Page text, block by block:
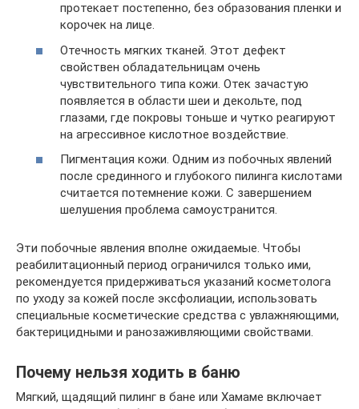
протекает постепенно, без образования пленки и
корочек на лице.
Отечность мягких тканей. Этот дефект
свойствен обладательницам очень
чувствительного типа кожи. Отек зачастую
появляется в области шеи и декольте, под
глазами, где покровы тоньше и чутко реагируют
на агрессивное кислотное воздействие.
Пигментация кожи. Одним из побочных явлений
после срединного и глубокого пилинга кислотами
считается потемнение кожи. С завершением
шелушения проблема самоустранится.
Эти побочные явления вполне ожидаемые. Чтобы
реабилитационный период ограничился только ими,
рекомендуется придерживаться указаний косметолога
по уходу за кожей после эксфолиации, использовать
специальные косметические средства с увлажняющими,
бактерицидными и ранозаживляющими свойствами.
Почему нельзя ходить в баню
Мягкий, щадящий пилинг в бане или Хамаме включает